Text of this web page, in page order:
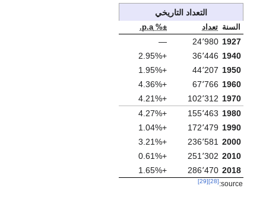
التعداد التاريخي
السنة تعداد ±% p.a.
1927 24٬980
—
1940 36٬446
+2.95%
1950 44٬207
+1.95%
1960 67٬766
+4.36%
1970 102٬312
+4.21%
1980 155٬463
+4.27%
1990 172٬479
+1.04%
2000 236٬581
+3.21%
2010 251٬302
+0.61%
2018 286٬470 +1.65%
source:
[28]
[29]